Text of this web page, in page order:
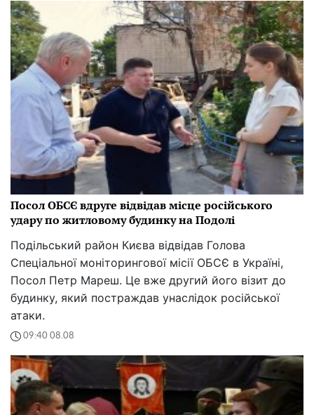
Посол ОБСЄ вдруге відвідав місце російського
удару по житловому будинку на Подолі
Подільський район Києва відвідав Голова
Спеціальної моніторингової місії ОБСЄ в Україні,
Посол Петр Мареш. Це вже другий його візит до
будинку, який постраждав унаслідок російської
атаки.
09:40 08.08